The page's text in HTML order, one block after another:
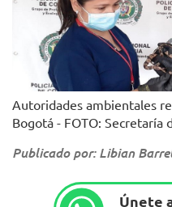
Autoridades ambientales
Bogotá - FOTO: Secretaría
Publicado por: Libian
Únete